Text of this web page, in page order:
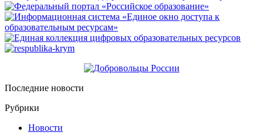
Последние новости
Рубрики
Новости